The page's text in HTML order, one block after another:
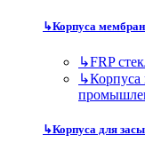
↳Корпуса мембран
↳FRP
↳Корпуса
↳Корпуса для